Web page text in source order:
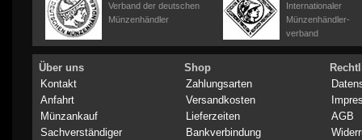
Verband der deutschen
Münzenhändler
Internationaler
Münzenhändler-
verband
Über uns
Kontakt
Anfahrt
Münzankauf
Sachverständiger
Shop
Zahlungsarten
Versandkosten
Lieferzeiten
Bankverbindung
AGB